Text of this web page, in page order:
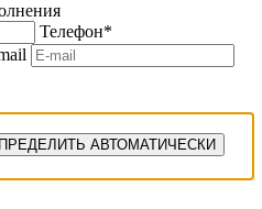
Телефон*
АВТОМАТИЧЕСКИ